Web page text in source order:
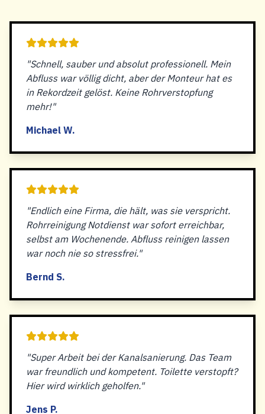
"Schnell, sauber und absolut professionell. Mein
Abfluss war völlig dicht, aber der Monteur hat es
in Rekordzeit gelöst. Keine Rohrverstopfung
mehr!"
Michael W.
"Endlich eine Firma, die hält, was sie verspricht.
Rohrreinigung Notdienst war sofort erreichbar,
selbst am Wochenende. Abfluss reinigen lassen
war noch nie so stressfrei."
Bernd S.
"Super Arbeit bei der Kanalsanierung. Das Team
war freundlich und kompetent. Toilette verstopft?
Hier wird wirklich geholfen."
Jens P.